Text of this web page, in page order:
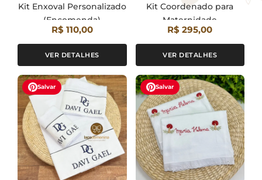
Kit Enxoval Personalizado
(Encomenda)
R$ 110,00
VER DETALHES
Kit Coordenado para
Maternidade
(Encomenda)
R$ 295,00
VER DETALHES
Salvar Salvar